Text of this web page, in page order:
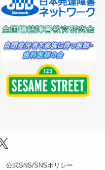
公式SNS/SNSポリシー